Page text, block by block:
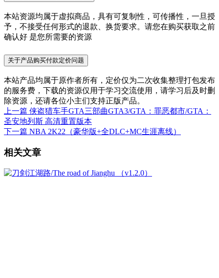
本站资源均属于虚拟商品，具有可复制性，可传播性，一旦授
予，不接受任何形式的退款、换货要求。请您在购买获取之前
确认好 是您所需要的资源
关于产品购买付款定价问题
本站产品均属于原作者所有，定价仅为二次收集整理打包发布
的服务费，下载的资源仅用于学习交流使用，请学习后及时删
除资源，还请各位小主们支持正版产品。
上一篇 侠盗猎车手GTA三部曲GTA3/GTA：罪恶都市/GTA：
圣安地列斯 高清重置版本
下一篇 NBA 2K22（豪华版+全DLC+MC生涯离线）
相关文章